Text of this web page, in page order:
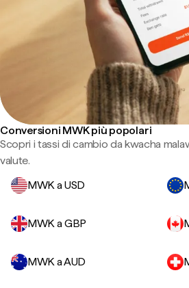
Conversioni MWK più popolari
Scopri i tassi di cambio da kwacha
valute.
MWK a USD
MWK a GBP
MWK a AUD